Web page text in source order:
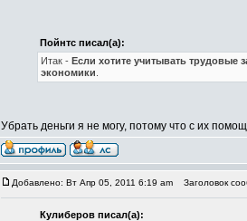
Пойнтс писал(а):
Итак - Если хотите учитывать трудовые
экономики
Убрать деньги я не могу, потому что с их
Добавлено: Вт Апр 05, 2011 6:19 am Заголовок
Кулиберов писал(а):